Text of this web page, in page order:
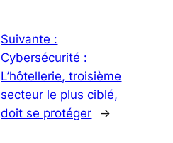
Suivante :
Cybersécurité :
L’hôtellerie, troisième
secteur le plus ciblé,
doit se protéger
→